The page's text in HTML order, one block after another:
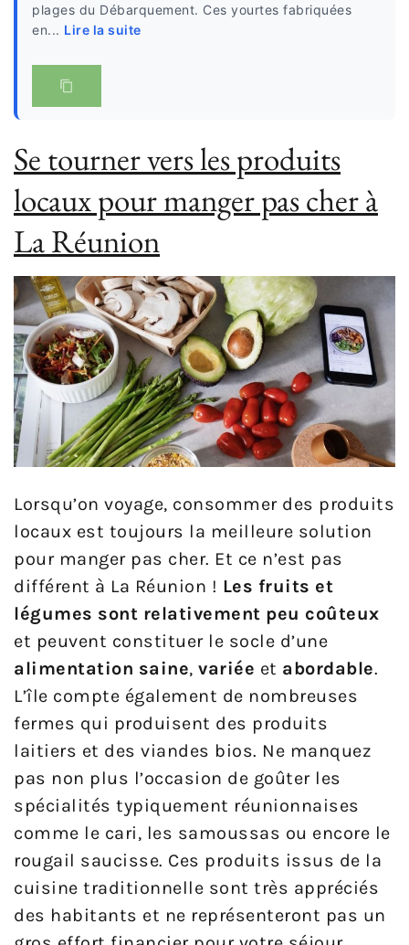
plages du Débarquement. Ces yourtes fabriquées
en... Lire la suite
Se tourner vers les produits
locaux pour manger pas cher à
La Réunion
Lorsqu’on voyage, consommer des produits
locaux est toujours la meilleure solution
pour manger pas cher. Et ce n’est pas
différent à La Réunion ! Les fruits et
légumes sont relativement peu coûteux
et peuvent constituer le socle d’une
alimentation saine, variée et abordable.
L’île compte également de nombreuses
fermes qui produisent des produits
laitiers et des viandes bios. Ne manquez
pas non plus l’occasion de goûter les
spécialités typiquement réunionnaises
comme le cari, les samoussas ou encore le
rougail saucisse. Ces produits issus de la
cuisine traditionnelle sont très appréciés
des habitants et ne représenteront pas un